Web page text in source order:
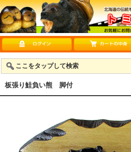
ここをタップして検索
板張り鮭負い熊 脚付